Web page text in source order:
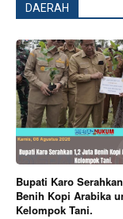
DAERAH
Bupati Karo
Benih Kopi Arabika
Kelompok Tani.